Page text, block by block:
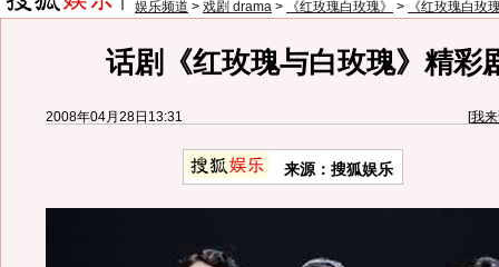
娱乐频道 > 戏剧 drama > 《红玫瑰白玫瑰》 > 《红玫瑰白玫
话剧《红玫瑰与白玫瑰》精彩
2008年04月28日13:31 [我
来源：搜狐娱乐